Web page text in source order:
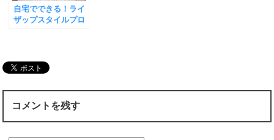
自宅でできる！ライ
ザップスタイルプロ
コメントを残す